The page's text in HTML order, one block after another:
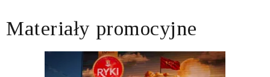
Materiały promocyjne